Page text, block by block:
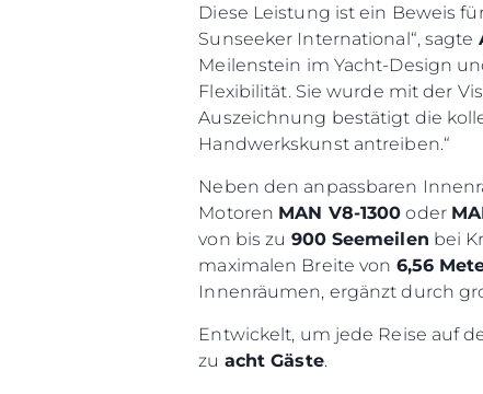
Diese Leistung ist ein Beweis
Sunseeker International“, sagte
Meilenstein im Yacht-Design
Flexibilität. Sie wurde mit der
Auszeichnung bestätigt die
Handwerkskunst antreiben.“
Neben den anpassbaren
Motoren MAN V8-1300 oder
von bis zu 900 Seemeilen bei
maximalen Breite von 6,56
Innenräumen, ergänzt durch
Entwickelt, um jede Reise auf
zu acht Gäste.